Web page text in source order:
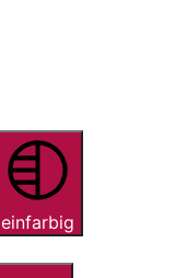
einfarbig